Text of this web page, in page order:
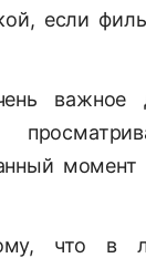
если
важное
момент
что в